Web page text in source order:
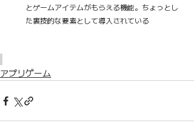
とゲームアイテムがもらえる機能。ちょっとし
た裏技的な要素として導入されている
アプリゲーム